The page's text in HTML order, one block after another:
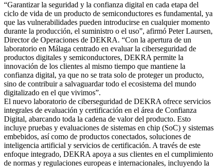
“Garantizar la seguridad y la confianza digital en cada etapa del
ciclo de vida de un producto de semiconductores es fundamental, ya
que las vulnerabilidades pueden introducirse en cualquier momento
durante la producción, el suministro o el uso”, afirmó Peter Laursen,
Director de Operaciones de DEKRA. “Con la apertura de un
laboratorio en Málaga centrado en evaluar la ciberseguridad de
productos digitales y semiconductores, DEKRA permite la
innovación de los clientes al mismo tiempo que mantiene la
confianza digital, ya que no se trata solo de proteger un producto,
sino de contribuir a salvaguardar todo el ecosistema del mundo
digitalizado en el que vivimos”.
El nuevo laboratorio de ciberseguridad de DEKRA ofrece servicios
integrales de evaluación y certificación en el área de Confianza
Digital, abarcando toda la cadena de valor del producto. Esto
incluye pruebas y evaluaciones de sistemas en chip (SoC) y sistemas
embebidos, así como de productos conectados, soluciones de
inteligencia artificial y servicios de certificación. A través de este
enfoque integrado, DEKRA apoya a sus clientes en el cumplimiento
de normas y regulaciones europeas e internacionales, incluyendo la